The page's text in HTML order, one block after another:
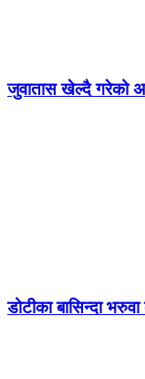
जुवातास खेल्दै गरेको
डोटीका बासिन्दा